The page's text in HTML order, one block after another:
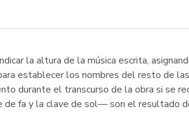
la altura de la música escrita,
establecer los nombres del resto de
durante el transcurso de la obra si se
fa y la clave de sol— son el resultado